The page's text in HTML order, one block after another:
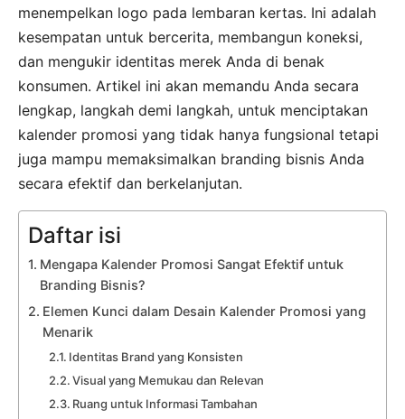
menempelkan logo pada lembaran kertas. Ini adalah
kesempatan untuk bercerita, membangun koneksi,
dan mengukir identitas merek Anda di benak
konsumen. Artikel ini akan memandu Anda secara
lengkap, langkah demi langkah, untuk menciptakan
kalender promosi yang tidak hanya fungsional tetapi
juga mampu memaksimalkan branding bisnis Anda
secara efektif dan berkelanjutan.
Daftar isi
Mengapa Kalender Promosi Sangat Efektif untuk
Branding Bisnis?
Elemen Kunci dalam Desain Kalender Promosi yang
Menarik
Identitas Brand yang Konsisten
Visual yang Memukau dan Relevan
Ruang untuk Informasi Tambahan